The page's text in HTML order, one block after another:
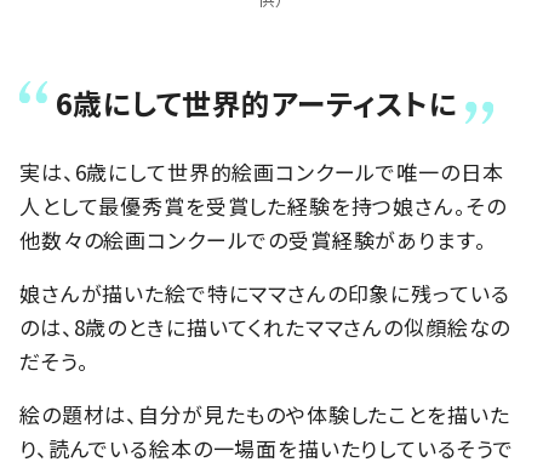
6歳にして世界的アーティストに
実は、6歳にして世界的絵画コンクールで唯一の日本
人として最優秀賞を受賞した経験を持つ娘さん。その
他数々の絵画コンクールでの受賞経験があります。
娘さんが描いた絵で特にママさんの印象に残っている
のは、8歳のときに描いてくれたママさんの似顔絵なの
だそう。
絵の題材は、自分が見たものや体験したことを描いた
り、読んでいる絵本の一場面を描いたりしているそうで